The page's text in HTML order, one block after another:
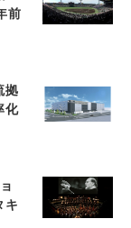
前
拠
化
キ